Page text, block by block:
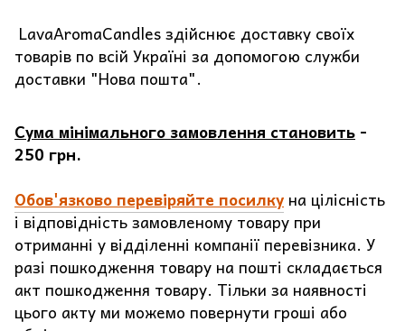
LavaAromaCandles здійснює доставку своїх
товарів по всій Україні за допомогою служби
доставки "Нова пошта".
Сума мінімального замовлення становить -
250 грн.
Обов'язково перевіряйте посилку на цілісність
і відповідність замовленому товару при
отриманні у відділенні компанії перевізника. У
разі пошкодження товару на пошті складається
акт пошкодження товару. Тільки за наявності
цього акту ми можемо повернути гроші або